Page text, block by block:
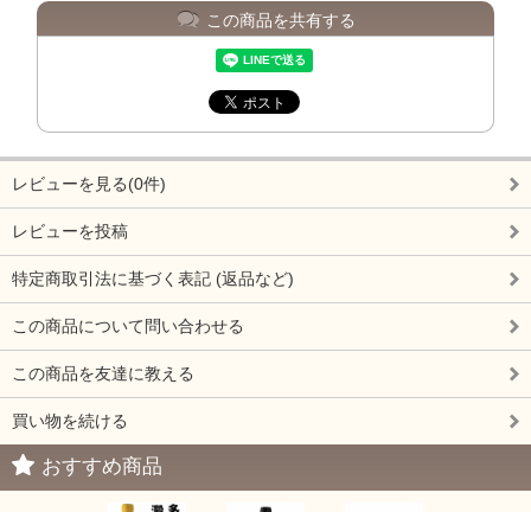
この商品を共有する
レビューを見る(0件)
レビューを投稿
特定商取引法に基づく表記 (返品など)
この商品について問い合わせる
この商品を友達に教える
買い物を続ける
おすすめ商品